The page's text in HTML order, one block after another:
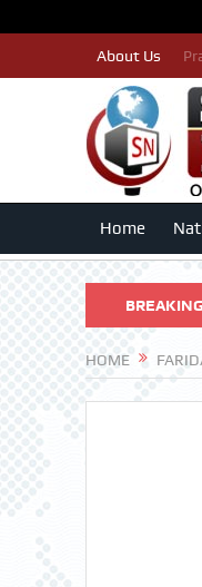
About Us
Home
BREAKING
NEWS
TRUST पात्र
HOME